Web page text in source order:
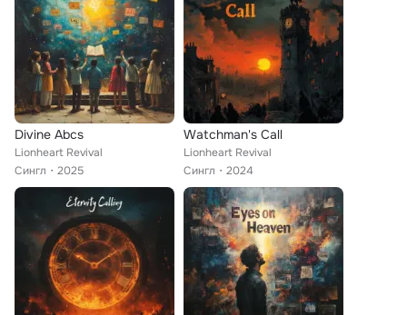
Divine Abcs
Lionheart Revival
Сингл
2025
Watchman's Call
Lionheart Revival
Сингл
2024